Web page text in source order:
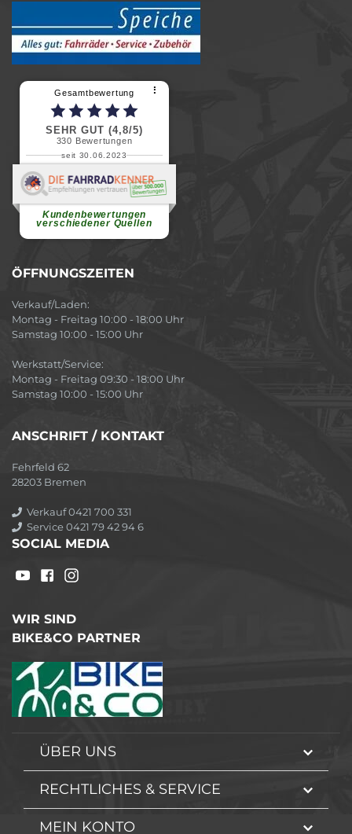
Gesamtbewertung ⠇
SEHR GUT (4,8/5)
330 Bewertungen
seit 30.06.2023
Kundenbewertungen
verschiedener Quellen
Renate H.
Vielen Dank für ein herzliches
ÖFFNUNGSZEITEN
Verkauf/Laden:
Montag - Freitag 10:00 - 18:00 Uhr
Samstag 10:00 - 15:00 Uhr
Werkstatt/Service:
Montag - Freitag 09:30 - 18:00 Uhr
Samstag 10:00 - 15:00 Uhr
ANSCHRIFT / KONTAKT
Fehrfeld 62
28203 Bremen
Verkauf 0421 700 331
Service 0421 79 42 94 6
SOCIAL MEDIA
WIR SIND
BIKE&CO PARTNER
ÜBER UNS
RECHTLICHES & SERVICE
MEIN KONTO